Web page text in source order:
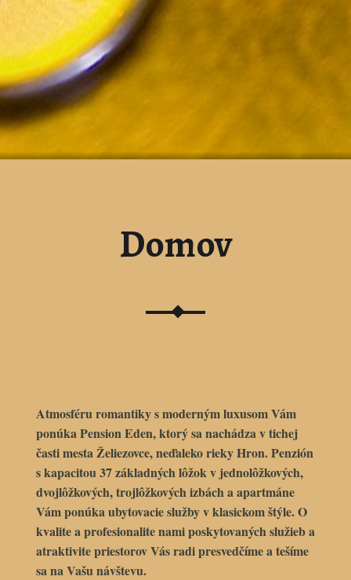
Domov
Atmosféru romantiky s moderným luxusom Vám
ponúkaPension Eden, ktorý sa nachádza v tichej
časti mestaŽeliezovce, neďaleko rieky Hron. Penzión
s kapacitou 37 základných lôžok v jednolôžkových,
dvojlôžkových, trojlôžkových izbách a apartmáne
Vám ponúka ubytovacie služby v klasickom štýle. O
kvalite a profesionalite nami poskytovaných služieb a
atraktivite priestorov Vás radi presvedčíme a tešíme
sa na Vašu návštevu.